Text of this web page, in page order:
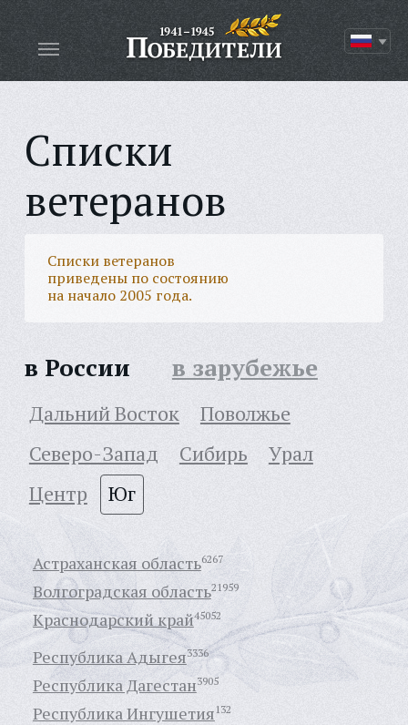
Списки
ветеранов
Списки ветеранов
приведены по состоянию
на начало 2005 года.
в России в зарубежье
Дальний Восток
Поволжье
Северо-Запад
Сибирь
Урал
Центр
Юг
Астраханская область6267
Волгоградская область21959
Краснодарский край45052
Республика Адыгея3336
Республика Дагестан3905
Республика Ингушетия132